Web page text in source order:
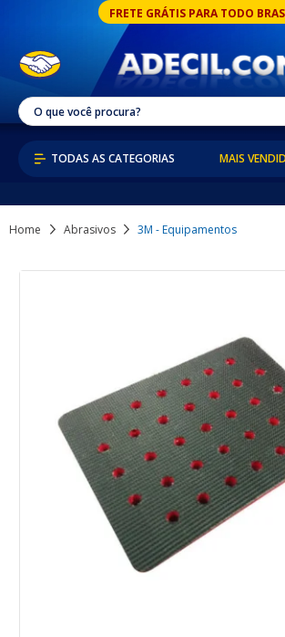
FRETE GRÁTIS PARA TODO
MAIS
Home Abrasivos 3M - Equipamentos